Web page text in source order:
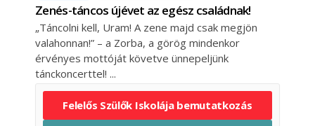
Zenés-táncos újévet az egész családnak!
„Táncolni kell, Uram! A zene majd csak megjön
valahonnan!” – a Zorba, a görög mindenkor
érvényes mottóját követve ünnepeljünk
tánckoncerttel!
Felelős Szülők Iskolája bemutatkozás